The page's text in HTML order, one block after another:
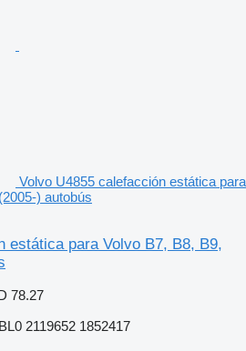
Volvo U4855 calefacción estática para
) autobús
estática para Volvo B7, B8, B9,
78.27
2119652 1852417